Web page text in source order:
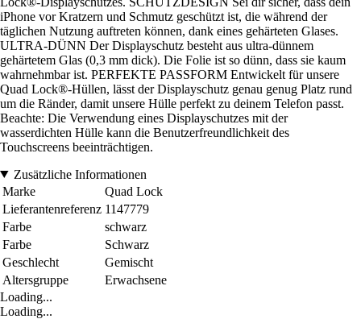
iPhone vor Kratzern und Schmutz geschützt ist, die während der
täglichen Nutzung auftreten können, dank eines gehärteten Glases.
ULTRA-DÜNN Der Displayschutz besteht aus ultra-dünnem
gehärtetem Glas (0,3 mm dick). Die Folie ist so dünn, dass sie kaum
wahrnehmbar ist. PERFEKTE PASSFORM Entwickelt für unsere
Quad Lock®-Hüllen, lässt der Displayschutz genau genug Platz rund
um die Ränder, damit unsere Hülle perfekt zu deinem Telefon passt.
Beachte: Die Verwendung eines Displayschutzes mit der
wasserdichten Hülle kann die Benutzerfreundlichkeit des
Touchscreens beeinträchtigen.
Zusätzliche Informationen
Marke
Quad Lock
Lieferantenreferenz 1147779
Farbe
schwarz
Farbe
Schwarz
Geschlecht
Gemischt
Altersgruppe
Erwachsene
Loading...
Loading...